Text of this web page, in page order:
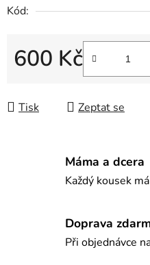
Kód:
600 Kč
Tisk Zeptat se
Máma a dcera
Každý kousek
Doprava
Při objednávce